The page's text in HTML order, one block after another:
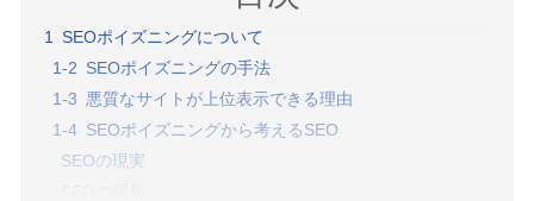
SEOポイズニングについて
SEOポイズニングの手法
悪質なサイトが上位表示できる理由
SEOポイズニングから考えるSEO
SEOの現実